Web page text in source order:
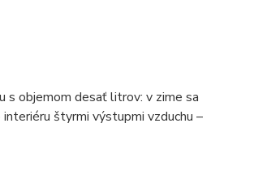
s objemom desať litrov: v zime sa
štyrmi výstupmi vzduchu –